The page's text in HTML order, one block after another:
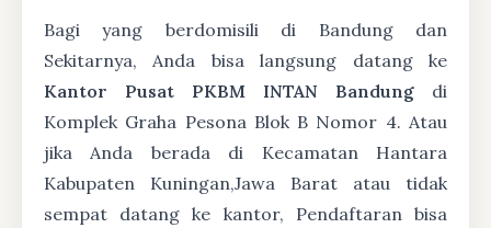
Bagi yang berdomisili di Bandung dan
Sekitarnya, Anda bisa langsung datang ke
Kantor Pusat PKBM INTAN Bandung di
Komplek Graha Pesona Blok B Nomor 4. Atau
jika Anda berada di Kecamatan Hantara
Kabupaten Kuningan,Jawa Barat atau tidak
sempat datang ke kantor, Pendaftaran bisa